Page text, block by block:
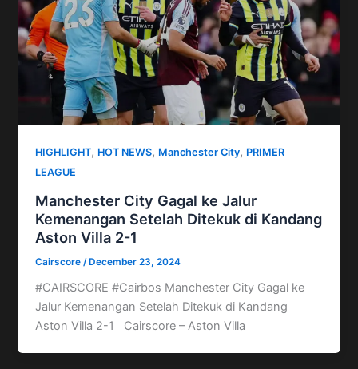
HIGHLIGHT, HOT NEWS, Manchester City, PRIMER
LEAGUE
Manchester City Gagal ke Jalur
Kemenangan Setelah Ditekuk di Kandang
Aston Villa 2-1
Cairscore /December 23, 2024
#CAIRSCORE #Cairbos Manchester City Gagal ke
Jalur Kemenangan Setelah Ditekuk di Kandang
Aston Villa 2-1 Cairscore – Aston Villa